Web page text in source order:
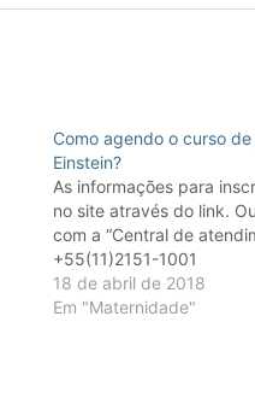
Como agendo o curso
Einstein?
As informações para
no site através do link.
com a “Central de
+55(11)2151-1001
18 de abril de 2018
Em "Maternidade"